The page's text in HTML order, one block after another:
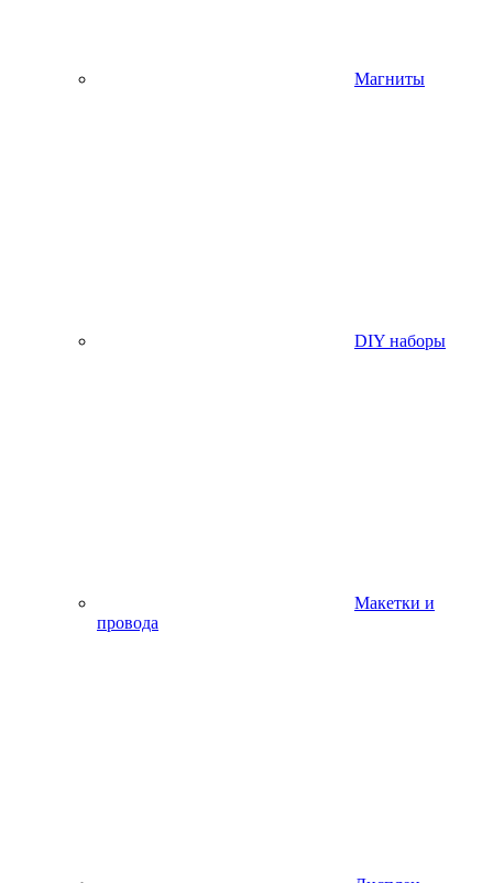
Магниты
DIY наборы
Макетки и
провода